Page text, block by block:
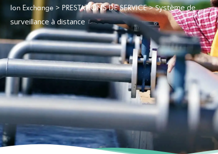
Ion Exchange > PRESTATIONS DE SERVICE>Système de
surveillance à distance